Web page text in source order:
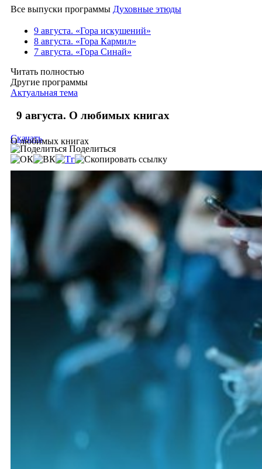
Все выпуски программы Духовные этюды
9 августа. «Гора искушений»
8 августа. «Гора Кармил»
7 августа. «Гора Синай»
Читать полностью
Другие программы
Актуальная тема
9 августа. О любимых книгах
О любимых книгах
Скачать
Поделиться